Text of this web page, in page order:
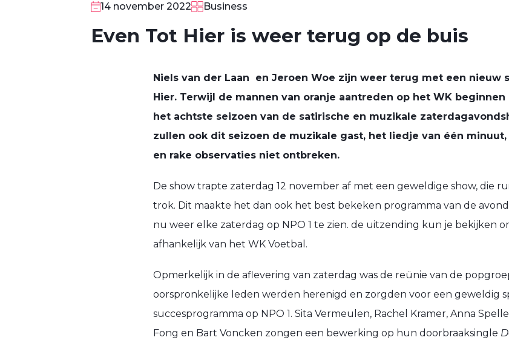
14 november 2022 Business
Even Tot Hier is weer terug op de buis
Niels van der Laan
en Jeroen Woe zijn weer terug met een nieuw
Hier. Terwijl de mannen van oranje aantreden op het WK beginnen
het achtste seizoen van de satirische en muzikale
zullen ook dit seizoen de muzikale gast, het liedje van één
en rake observaties niet ontbreken.
De show trapte zaterdag 12 november af met een geweldige show, die
trok. Dit maakte het dan ook het best bekeken programma van de
nu weer elke zaterdag op NPO 1 te zien. de uitzending kun je bekijken
afhankelijk van het WK Voetbal.
Opmerkelijk in de aflevering van zaterdag was de reünie van de
oorspronkelijke leden werden herenigd en zorgden voor een geweldig
succesprogramma op NPO 1. Sita Vermeulen, Rachel Kramer, Anna
Fong en Bart Voncken zongen een bewerking op hun doorbraaksingle